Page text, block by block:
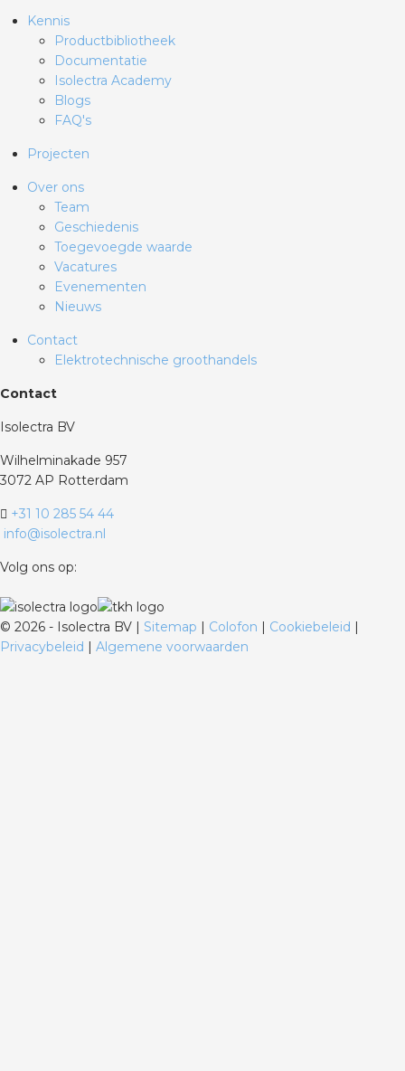
Kennis
Productbibliotheek
Documentatie
Isolectra Academy
Blogs
FAQ's
Projecten
Over ons
Team
Geschiedenis
Toegevoegde waarde
Vacatures
Evenementen
Nieuws
Contact
Elektrotechnische groothandels
Contact
Isolectra BV
Wilhelminakade 957
3072 AP Rotterdam
+31 10 285 54 44
info@isolectra.nl
Volg ons op:
© 2026 - Isolectra BV | Sitemap | Colofon | Cookiebeleid |
Privacybeleid | Algemene voorwaarden